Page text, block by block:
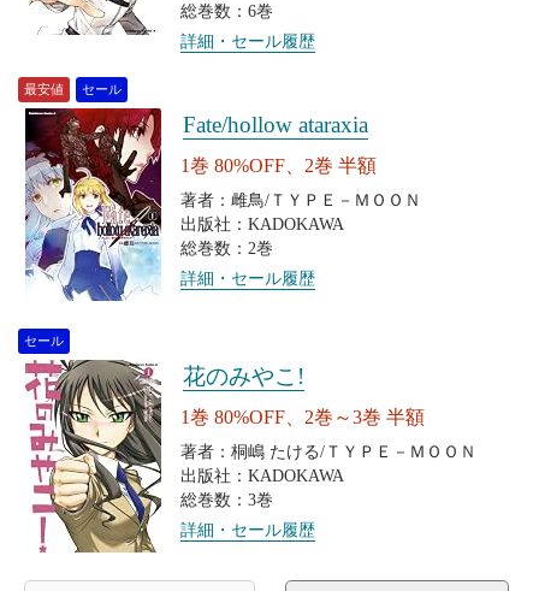
総巻数：6巻
詳細・セール履歴
最安値 セール
Fate/hollow ataraxia
1巻 80%OFF、2巻 半額
著者：雌鳥/ＴＹＰＥ－ＭＯＯＮ
出版社：KADOKAWA
総巻数：2巻
詳細・セール履歴
セール
花のみやこ!
1巻 80%OFF、2巻～3巻 半額
著者：桐嶋 たける/ＴＹＰＥ－ＭＯＯＮ
出版社：KADOKAWA
総巻数：3巻
詳細・セール履歴